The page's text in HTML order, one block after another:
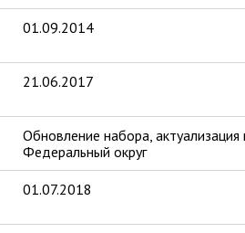
01.09.2014
21.06.2017
Обновление набора,
Федеральный округ
01.07.2018